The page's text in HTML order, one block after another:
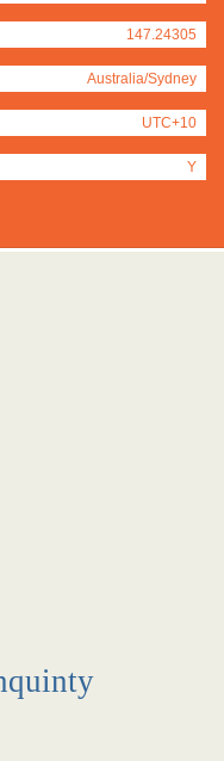
147.24305
Australia/Sydney
UTC+10
Y